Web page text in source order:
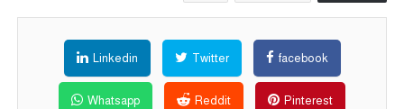
facebook
Twitter
Linkedin
Pinterest
Reddit
Whatsapp